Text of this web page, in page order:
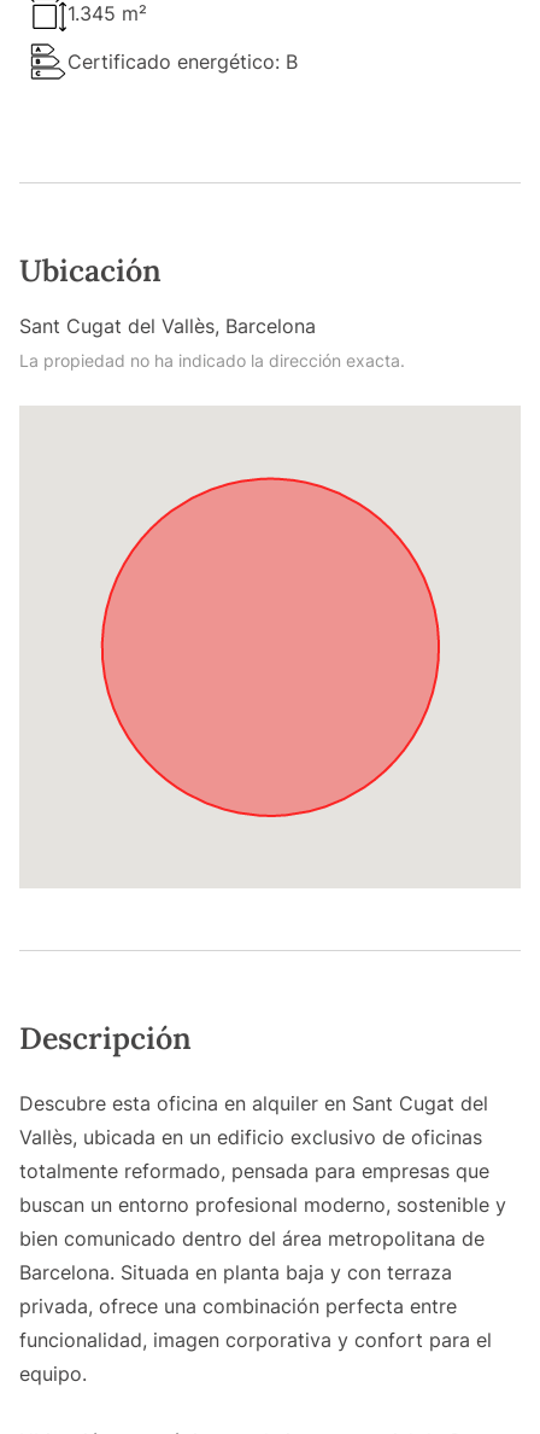
1.345 m²
Certificado energético: B
Ubicación
Sant Cugat del Vallès, Barcelona
La propiedad no ha indicado la dirección exacta.
Descripción
Descubre esta oficina en alquiler en Sant Cugat del
Vallès, ubicada en un edificio exclusivo de oficinas
totalmente reformado, pensada para empresas que
buscan un entorno profesional moderno, sostenible y
bien comunicado dentro del área metropolitana de
Barcelona. Situada en planta baja y con terraza
privada, ofrece una combinación perfecta entre
funcionalidad, imagen corporativa y confort para el
equipo.